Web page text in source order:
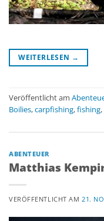
WEITERLESEN →
Veröffentlicht am
Boilies,carpfishing,fishing,
ABENTEUER
Matthias
VERÖFFENTLICHT AM 21.